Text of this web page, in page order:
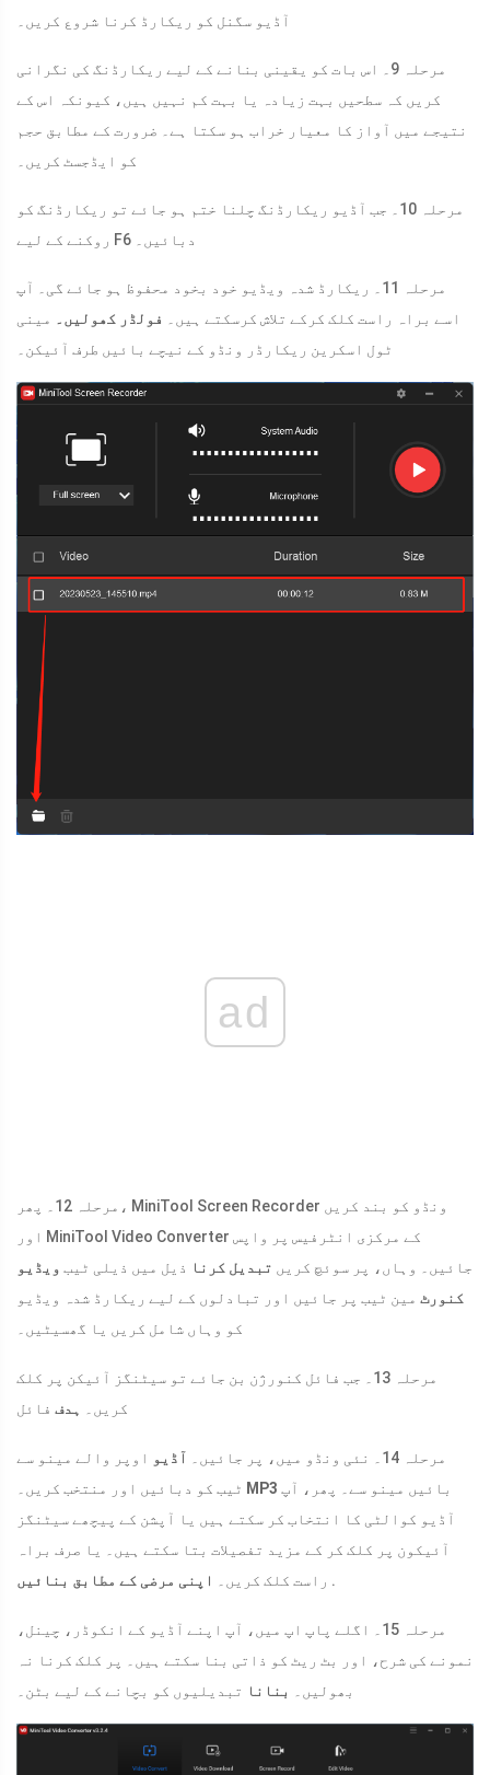
آڈیو سگنل کو ریکارڈ کرنا شروع کریں۔
مرحلہ 9۔ اس بات کو یقینی بنانے کے لیے ریکارڈنگ کی نگرانی
کریں کہ سطحیں بہت زیادہ یا بہت کم نہیں ہیں، کیونکہ اس کے
نتیجے میں آواز کا معیار خراب ہو سکتا ہے۔ ضرورت کے مطابق حجم
کو ایڈجسٹ کریں۔
مرحلہ 10۔ جب آڈیو ریکارڈنگ چلنا ختم ہو جائے تو ریکارڈنگ کو
روکنے کے لیے F6 دبائیں۔
مرحلہ 11۔ ریکارڈ شدہ ویڈیو خود بخود محفوظ ہو جائے گی۔ آپ
اسے براہ راست کلک کرکے تلاش کرسکتے ہیں۔
فولڈر کھولیں۔
مینی
ٹول اسکرین ریکارڈر ونڈو کے نیچے بائیں طرف آئیکن۔
ad
مرحلہ 12۔ پھر، MiniTool Screen Recorder ونڈو کو بند کریں
اور MiniTool Video Converter کے مرکزی انٹرفیس پر واپس
جائیں۔ وہاں، پر سوئچ کریں تبدیل کرنا ذیل میں ذیلی ٹیب ویڈیو
کنورٹ مین ٹیب پر جائیں اور تبادلوں کے لیے ریکارڈ شدہ ویڈیو
کو وہاں شامل کریں یا گھسیٹیں۔
مرحلہ 13۔ جب فائل کنورژن بن جائے تو سیٹنگز آئیکن پر کلک
کریں۔
ہدف فائل
مرحلہ 14۔ نئی ونڈو میں، پر جائیں۔ آڈیو اوپر والے مینو سے
MP3
آڈیو کوالٹی کا انتخاب کر سکتے ہیں یا آپشن کے پیچھے سیٹنگز
آئیکون پر کلک کر کے مزید تفصیلات بتا سکتے ہیں۔ یا صرف براہ
راست کلک کریں۔
اپنی مرضی کے مطابق بنائیں .
مرحلہ 15۔ اگلے پاپ اپ میں، آپ اپنے آڈیو کے انکوڈر، چینل،
نمونے کی شرح، اور بٹ ریٹ کو ذاتی بنا سکتے ہیں۔ پر کلک کرنا نہ
بھولیں۔
بنانا تبدیلیوں کو بچانے کے لیے بٹن۔